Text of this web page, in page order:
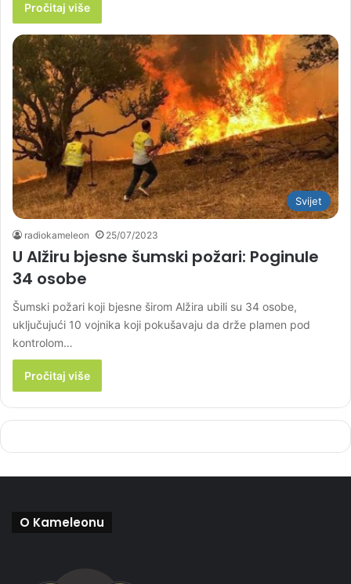
Pročitaj više
Svijet
radiokameleon 25/07/2023
U Alžiru bjesne šumski požari: Poginule
34 osobe
Šumski požari koji bjesne širom Alžira ubili su 34 osobe,
uključujući 10 vojnika koji pokušavaju da drže plamen pod
kontrolom…
Pročitaj više
O Kameleonu